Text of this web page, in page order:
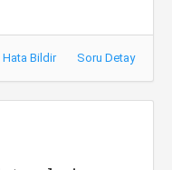
Hata Bildir Soru Detay